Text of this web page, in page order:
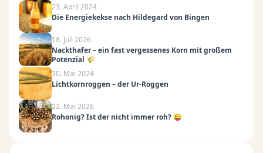
23. April 2024
Die Energiekekse nach Hildegard von Bingen
18. Juli 2026
Nackthafer – ein fast vergessenes Korn mit großem
Potenzial 🌾
30. Mai 2024
Lichtkornroggen – der Ur-Roggen
22. Mai 2026
Rohonig? Ist der nicht immer roh? 😜